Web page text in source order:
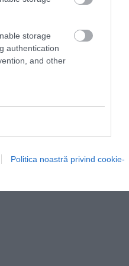
storage
authentication
and other
Politica noastră privind cookie-